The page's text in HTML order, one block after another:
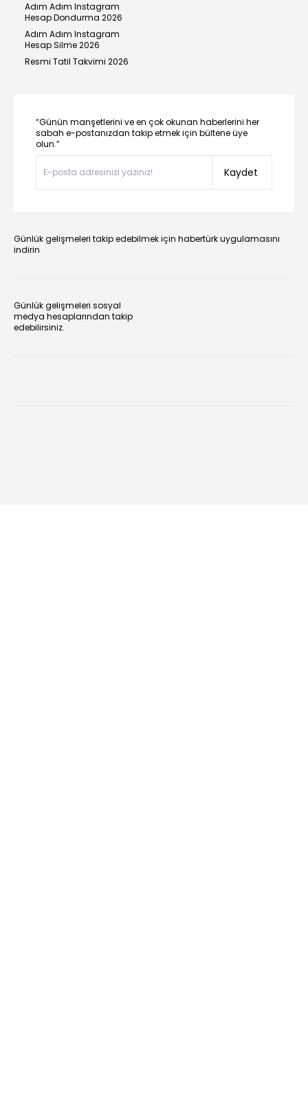
Adım Adım Instagram
Hesap Dondurma 2026
Adım Adım Instagram
Hesap Silme 2026
Resmi Tatil Takvimi 2026
“Günün manşetlerini ve en çok okunan haberlerini her
sabah e-postanızdan takip etmek için bültene üye
olun.”
Kaydet
Günlük gelişmeleri takip edebilmek için habertürk uygulamasını
indirin
Günlük gelişmeleri sosyal
medya hesaplarından takip
edebilirsiniz.